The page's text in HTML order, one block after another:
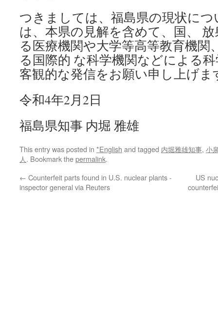
つきましては、福島県の現状に
は、本県の見解を含めて、国、
る医療機関や大学等高等教育機関
る国際的 な科学機関などによる
客観的な発信をお願い申し上げま
令和4年2月2日
福島県知事 内堀 雅雄
This entry was posted in *English and tagged 内堀雅雄知事, 小
人. Bookmark thepermalink.
← Counterfeit parts found in U.S. nuclear plants -
inspector general via Reuters
US